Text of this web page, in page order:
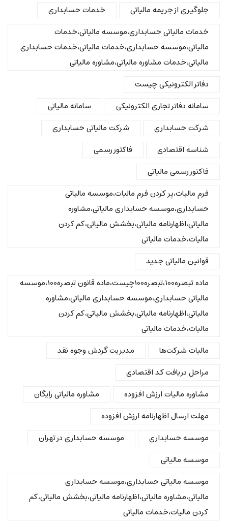
جلوگیری از جریمه مالیاتی
خدمات حسابداری
خدمات مالیاتی حسابداری،موسسه مالیاتی،خدمات
مالیاتی،موسسه حسابداری،خدمات مالیاتی،خدمات حسابداری
مالیاتی،خدمات مشاوره مالیاتی،مشاوره مالیاتی
دفاتر الکترونیکی چیست
سامانه دفاتر تجاری الکترونیکی
سامانه مالیاتی
شرکت حسابداری
شرکت مالیاتی حسابداری
شناسه اقتصادی
فاکتور رسمی
فاکتور رسمی مالیاتی
فرم مالیات،پر کردن فرم مالیات،موسسه مالیاتی
حسابداری،موسسه حسابداری مالیاتی،مشاوره
مالیاتی،اظهارنامه مالیاتی،بخشش مالیاتی،کم کردن
مالیات،خدمات مالیاتی
قوانین مالیاتی جدید
ماده تبصره100،تبصره100چیست،ماده قانون تبصره100،موسسه
مالیاتی حسابداری،موسسه حسابداری مالیاتی،مشاوره
مالیاتی،اظهارنامه مالیاتی،بخشش مالیاتی،کم کردن
مالیات،خدمات مالیاتی
مالیات شرکت‌ها
مدیریت گردش وجوه نقد
مراحل دریافت کد اقتصادی
مشاوره مالیات ارزش افزوده
مشاوره مالیاتی رایگان
مهلت ارسال اظهارنامه ارزش افزوده
موسسه حسابداری
موسسه حسابداری در تهران
موسسه مالیاتی
موسسه مالیاتی حسابداری،موسسه حسابداری
مالیاتی،مشاوره مالیاتی،اظهارنامه مالیاتی،بخشش مالیاتی،کم
کردن مالیات،خدمات مالیاتی